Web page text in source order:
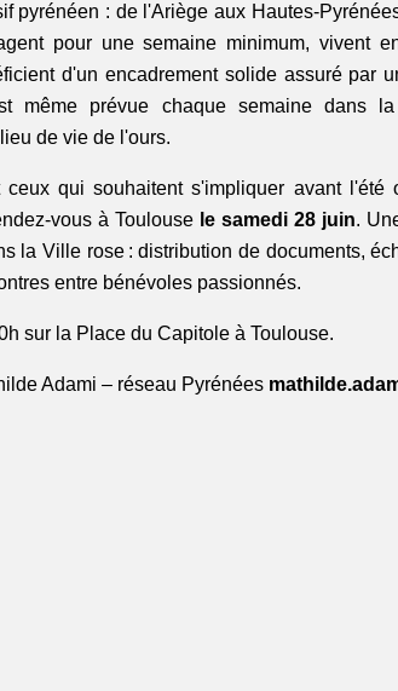
pyrénéen : de l'Ariège aux Hautes-
pour une semaine minimum, vivent
même prévue chaque semaine dans
de vie de l'ours.
ceux qui souhaitent s'impliquer avant
vous à Toulouse le samedi 28 juin.
la Ville rose : distribution de documents,
entre bénévoles passionnés.
sur la Place du Capitole à Toulouse.
Adami – réseau Pyrénées